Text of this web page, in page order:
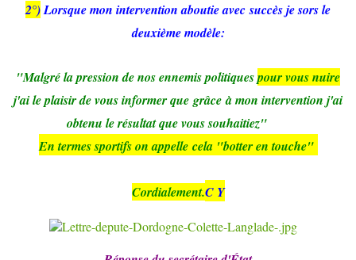
2°)Lorsque mon intervention aboutie avec succès je sors le
deuxième modèle:
"Malgré la pression de nos ennemis politiquespour vous nuire
j'ai le plaisir de vous informer que grâce à mon intervention j'ai
obtenu le résultat que vous souhaitiez"
En termes sportifs on appelle cela "botter en touche"
Cordialement.C Y